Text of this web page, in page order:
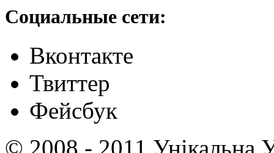
Социальные сети:
Вконтакте
Твиттер
Фейсбук